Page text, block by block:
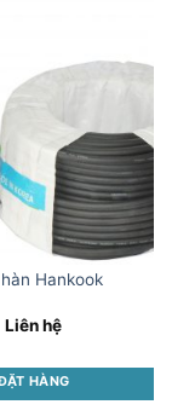
Hankook
Liên hệ
HÀNG